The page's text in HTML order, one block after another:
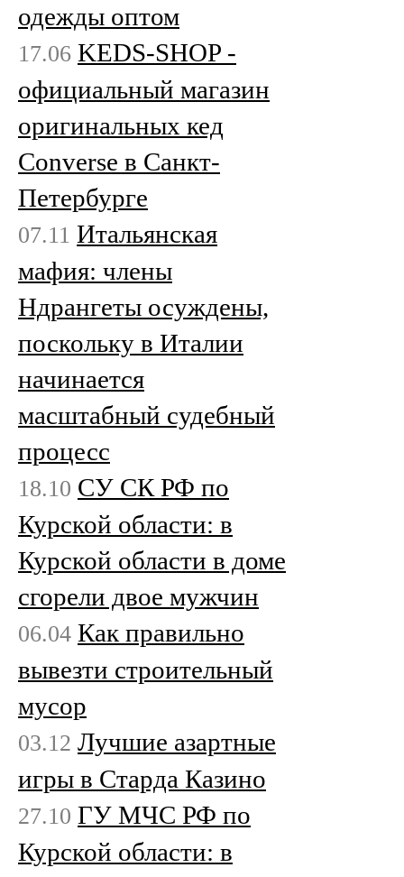
одежды оптом
17.06 KEDS-SHOP -
официальный магазин
оригинальных кед
Converse в Санкт-
Петербурге
07.11 Итальянская
мафия: члены
Ндрангеты осуждены,
поскольку в Италии
начинается
масштабный судебный
процесс
18.10 СУ СК РФ по
Курской области: в
Курской области в доме
сгорели двое мужчин
06.04 Как правильно
вывезти строительный
мусор
03.12 Лучшие азартные
игры в Старда Казино
27.10 ГУ МЧС РФ по
Курской области: в